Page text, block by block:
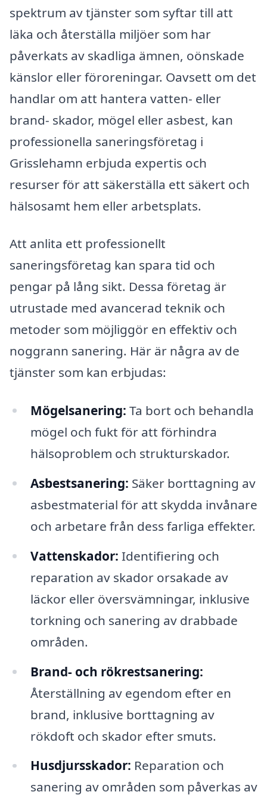
spektrum av tjänster som syftar till att
läka och återställa miljöer som har
påverkats av skadliga ämnen, oönskade
känslor eller föroreningar. Oavsett om det
handlar om att hantera vatten- eller
brand- skador, mögel eller asbest, kan
professionella saneringsföretag i
Grisslehamn erbjuda expertis och
resurser för att säkerställa ett säkert och
hälsosamt hem eller arbetsplats.
Att anlita ett professionellt
saneringsföretag kan spara tid och
pengar på lång sikt. Dessa företag är
utrustade med avancerad teknik och
metoder som möjliggör en effektiv och
noggrann sanering. Här är några av de
tjänster som kan erbjudas:
Mögelsanering: Ta bort och behandla
mögel och fukt för att förhindra
hälsoproblem och strukturskador.
Asbestsanering: Säker borttagning av
asbestmaterial för att skydda invånare
och arbetare från dess farliga effekter.
Vattenskador: Identifiering och
reparation av skador orsakade av
läckor eller översvämningar, inklusive
torkning och sanering av drabbade
områden.
Brand- och rökrestsanering:
Återställning av egendom efter en
brand, inklusive borttagning av
rökdoft och skador efter smuts.
Husdjursskador: Reparation och
sanering av områden som påverkas av